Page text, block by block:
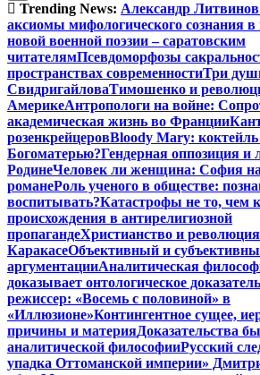
Trending News: Александр
аксиомы мифологического сознания
новой военной поэзии – саратовским
читателямПсевдоморфозы
пространствах современностиТри
СвидригайловаТимошенко и
АмерикеАнтропологи на войне:
академическая жизнь во Франции
розенкрейцеровBloody Mary:
Богоматерью?Гендерная оппозиция и
РодинеЧеловек ли женщина: София
романеРоль ученого в обществе:
воспитывать?Катастрофы не то, чем
происхождения в антирелигиозной
пропагандеХристианство и
КаракасеОбъективный и
аргументацииАналитическая
доказывает онтологическое
режиссер: «Восемь с половиной» в
«Иллюзионе»Контингентное сущее,
причины и материяДоказательства
аналитической философииРусский
упадка Оттоманской империи»